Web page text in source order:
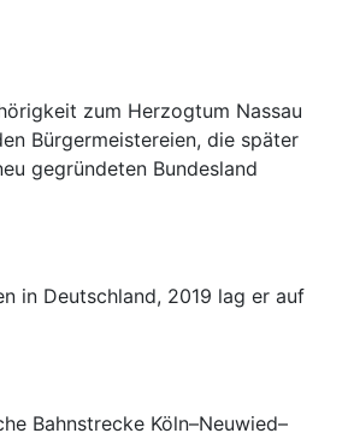
zum Herzogtum Nassau
Bürgermeistereien, die später
gegründeten Bundesland
in Deutschland, 2019 lag er auf
Bahnstrecke Köln–Neuwied–